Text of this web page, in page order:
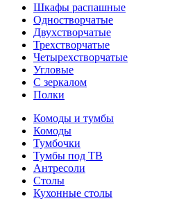
Шкафы распашные
Одностворчатые
Двухстворчатые
Трехстворчатые
Четырехстворчатые
Угловые
С зеркалом
Полки
Комоды и тумбы
Комоды
Тумбочки
Тумбы под ТВ
Антресоли
Столы
Кухонные столы